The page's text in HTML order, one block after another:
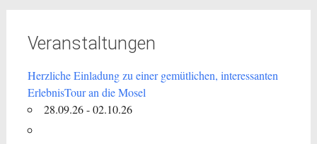
Veranstaltungen
Herzliche Einladung zu einer gemütlichen, interessanten
ErlebnisTour an die Mosel
28.09.26 - 02.10.26